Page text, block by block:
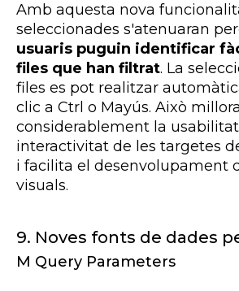
Amb aquesta nova
seleccionades s'atenuaran
usuaris puguin identificar
files que han filtrat. La
files es pot realitzar
clic a Ctrl o Mayús. Això millora
considerablement la
interactivitat de les targetes
i facilita el desenvolupament
visuals.
9. Noves fonts de dades
M Query Parameters